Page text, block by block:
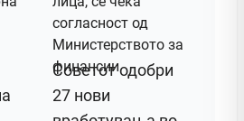
Советот одобри
27 нови